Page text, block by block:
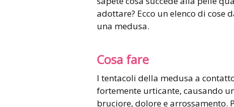
adottare? Ecco un elenco di cose
una medusa.
Cosa fare
I tentacoli della medusa a
fortemente urticante, causando
bruciore, dolore e arrossamento.